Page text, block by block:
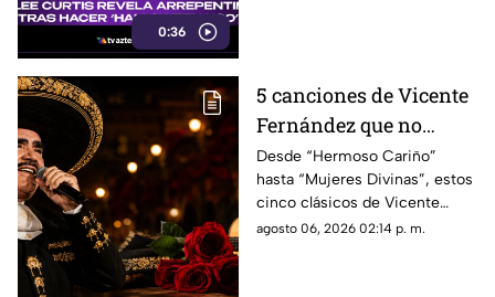
0:36
5 canciones de Vicente
Fernández que no
pueden faltar en una
serenata
Desde “Hermoso Cariño”
hasta “Mujeres Divinas”, estos
cinco clásicos de Vicente
Fernández son una apuesta
agosto 06, 2026 02:14 p. m.